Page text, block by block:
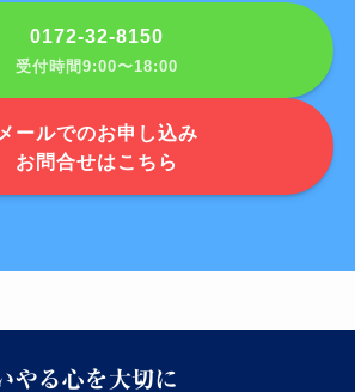
0172-32-8150
受付時間9:00〜18:00
メールでのお申し込み
お問合せはこちら